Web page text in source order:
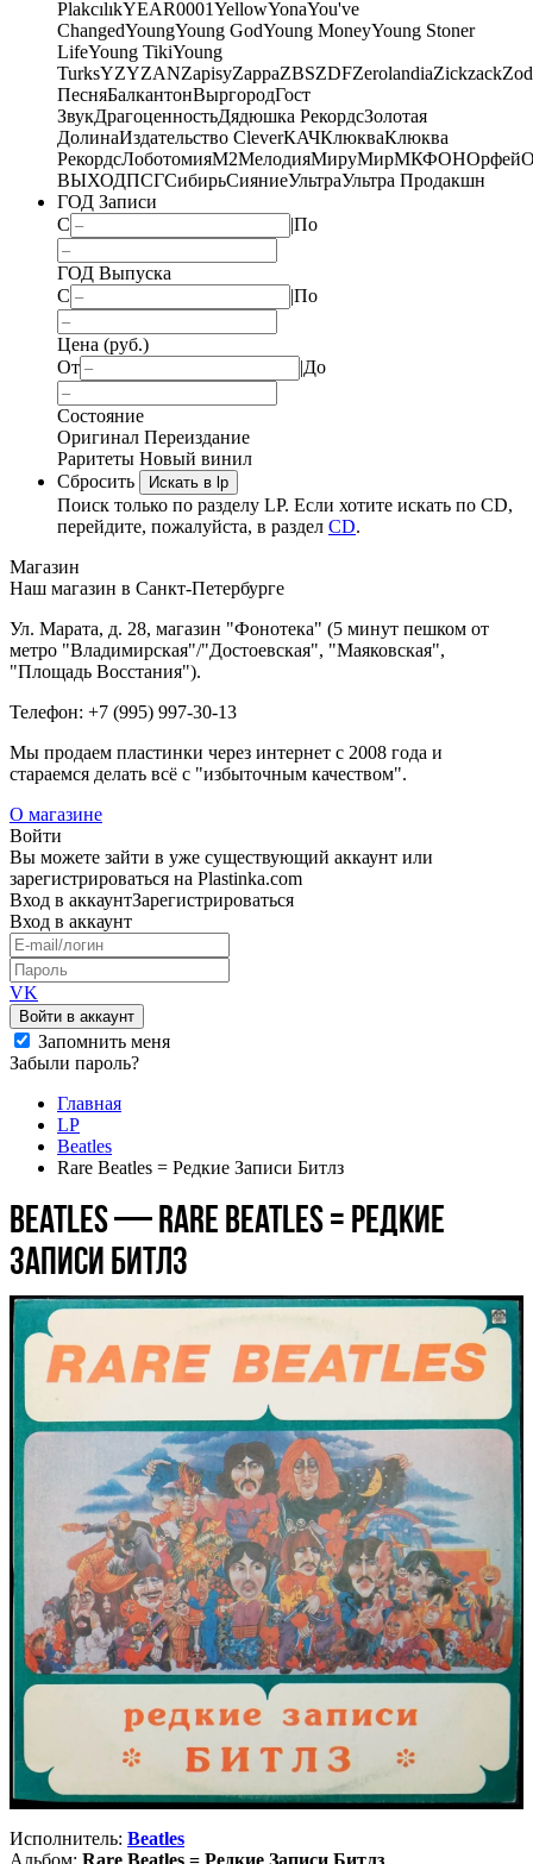
PlakcılıkYEAR0001YellowYonaYou've
ChangedYoungYoung GodYoung MoneyYoung Stoner
LifeYoung TikiYoung
TurksYZYZANZapisyZappaZBSZDFZerolandiaZickzack
ПесняБалкантонВыргородГост
ЗвукДрагоценностьДядюшка РекордсЗолотая
ДолинаИздательство CleverКАЧКлюкваКлюква
РекордсЛоботомияМ2МелодияМируМирМКФОНОрфей
ВЫХОДПСГСибирьСияниеУльтраУльтра Продакшн
ГОД Записи
С
|По
ГОД Выпуска
С
|По
Цена (руб.)
От
|До
Состояние
Оригинал Переиздание
Раритеты Новый винил
Сбросить
Искать в lp
Поиск только по разделу LP. Если хотите искать по CD,
перейдите, пожалуйста, в раздел CD.
Магазин
Наш магазин в Санкт-Петербурге
Ул. Марата, д. 28, магазин "Фонотека" (5 минут пешком от
метро "Владимирская"/"Достоевская", "Маяковская",
"Площадь Восстания").
Телефон: +7 (995) 997-30-13
Мы продаем пластинки через интернет c 2008 года и
стараемся делать всё с "избыточным качеством".
О магазине
Войти
Вы можете зайти в уже существующий аккаунт или
зарегистрироваться на Plastinka.com
Вход в аккаунтЗарегистрироваться
Вход в аккаунт
VK
Войти в аккаунт
Запомнить меня
Забыли пароль?
Главная
LP
Beatles
Rare Beatles = Редкие Записи Битлз
Beatles — Rare Beatles = Редкие
Записи Битлз
Исполнитель: Beatles